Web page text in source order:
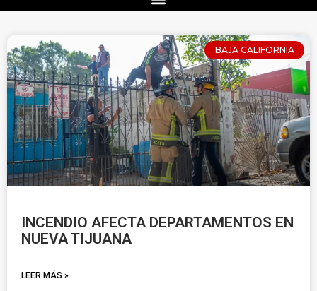
BAJA CALIFORNIA
INCENDIO AFECTA DEPARTAMENTOS EN
NUEVA TIJUANA
LEER MÁS »